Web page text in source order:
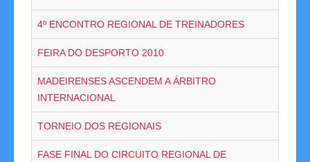
Competições
Campeonatos Regionais
Camp. Nacionais de Equipas
4º ENCONTRO REGIONAL DE TREINADORES
FEIRA DO DESPORTO 2010
MADEIRENSES ASCENDEM A ÁRBITRO
INTERNACIONAL
TORNEIO DOS REGIONAIS
FASE FINAL DO CIRCUITO REGIONAL DE